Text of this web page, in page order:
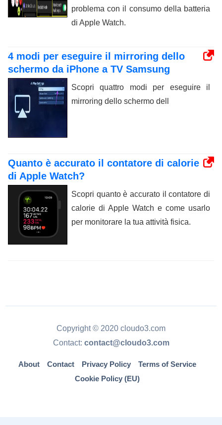
problema con il consumo della batteria
di Apple Watch.
4 modi per eseguire il mirroring dello
schermo da iPhone a TV Samsung
Scopri quattro modi per eseguire il
mirroring dello schermo dell
Quanto è accurato il contatore di calorie
di Apple Watch?
Scopri quanto è accurato il contatore di
calorie di Apple Watch e come usarlo
per monitorare la tua attività fisica.
Copyright © 2020 cloudo3.com
Contact: contact@cloudo3.com
About Contact Privacy Policy
Terms of Service
Cookie Policy (EU)